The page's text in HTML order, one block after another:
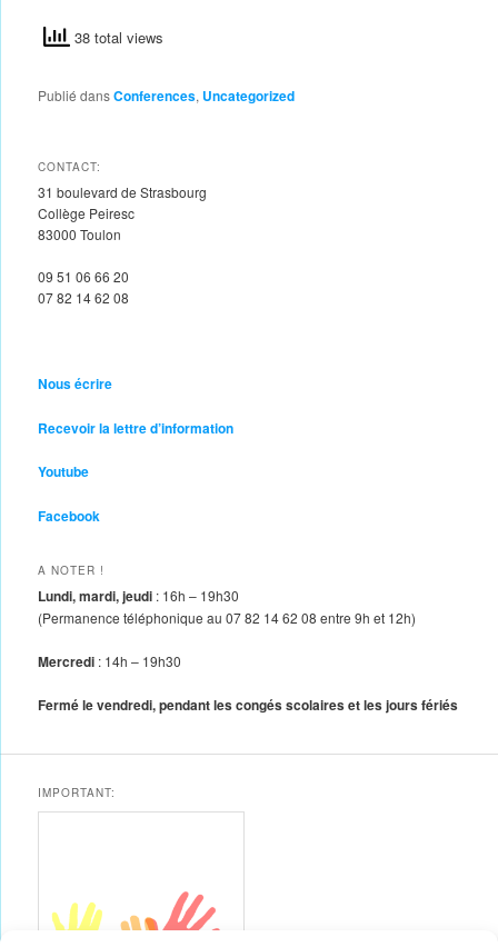
38 total views
Publié dansConferences, Uncategorized
CONTACT:
31 boulevard de Strasbourg
Collège Peiresc
83000 Toulon
09 51 06 66 20
07 82 14 62 08
Nous écrire
Recevoir la lettre d’information
Youtube
Facebook
A NOTER !
Lundi, mardi, jeudi : 16h – 19h30
(Permanence téléphonique au 07 82 14 62 08 entre 9h et 12h)
Mercredi : 14h – 19h30
Fermé le vendredi, pendant les congés scolaires et les jours fériés
IMPORTANT: